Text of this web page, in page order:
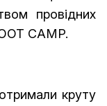
провідних
CAMP.
круту